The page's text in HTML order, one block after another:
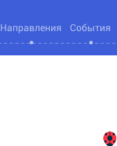
Направления События